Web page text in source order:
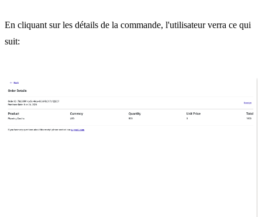
En cliquant sur les détails de la commande, l'utilisateur verra ce qui
suit: